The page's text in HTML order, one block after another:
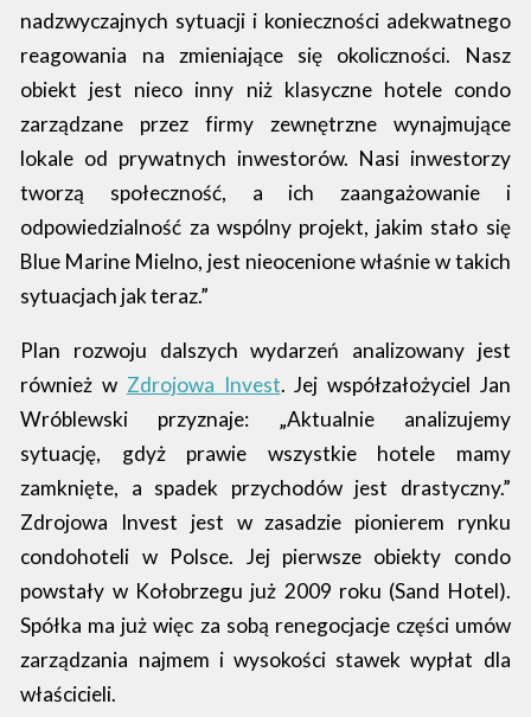
nadzwyczajnych sytuacji i konieczności adekwatnego
reagowania na zmieniające się okoliczności. Nasz
obiekt jest nieco inny niż klasyczne hotele condo
zarządzane przez firmy zewnętrzne wynajmujące
lokale od prywatnych inwestorów. Nasi inwestorzy
tworzą społeczność, a ich zaangażowanie i
odpowiedzialność za wspólny projekt, jakim stało się
Blue Marine Mielno, jest nieocenione właśnie w takich
sytuacjach jak teraz.”
Plan rozwoju dalszych wydarzeń analizowany jest
również w Zdrojowa Invest. Jej współzałożyciel Jan
Wróblewski przyznaje: „Aktualnie analizujemy
sytuację, gdyż prawie wszystkie hotele mamy
zamknięte, a spadek przychodów jest drastyczny.”
Zdrojowa Invest jest w zasadzie pionierem rynku
condohoteli w Polsce. Jej pierwsze obiekty condo
powstały w Kołobrzegu już 2009 roku (Sand Hotel).
Spółka ma już więc za sobą renegocjacje części umów
zarządzania najmem i wysokości stawek wypłat dla
właścicieli.